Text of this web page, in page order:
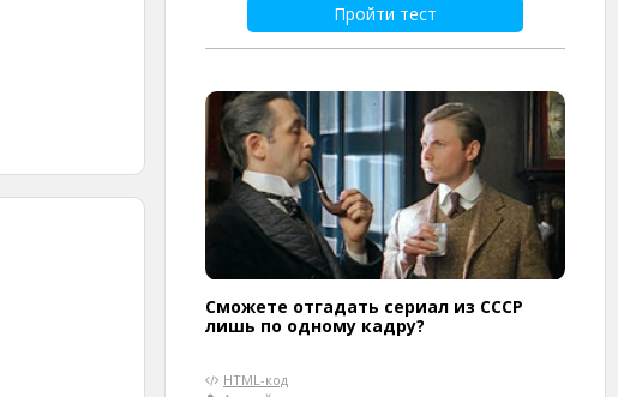
Пройти тест
Сможете отгадать сериал из СССР
лишь по одному кадру?
HTML-код